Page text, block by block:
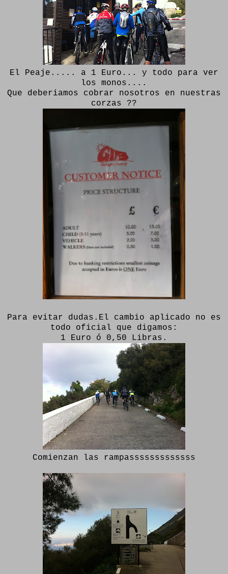
El Peaje..... a 1 Euro... y todo para ver
los monos....
Que deberiamos cobrar nosotros en nuestras
corzas ??
Para evitar dudas.El cambio aplicado no es
todo oficial que digamos:
1 Euro ó 0,50 Libras.
Comienzan las rampasssssssssssss